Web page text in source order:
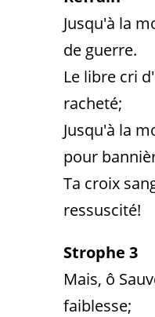
Jusqu'à la
de guerre.
Le libre cri
racheté;
Jusqu'à la
pour
Ta croix
ressuscité!
Strophe 3
Mais, ô
faiblesse;